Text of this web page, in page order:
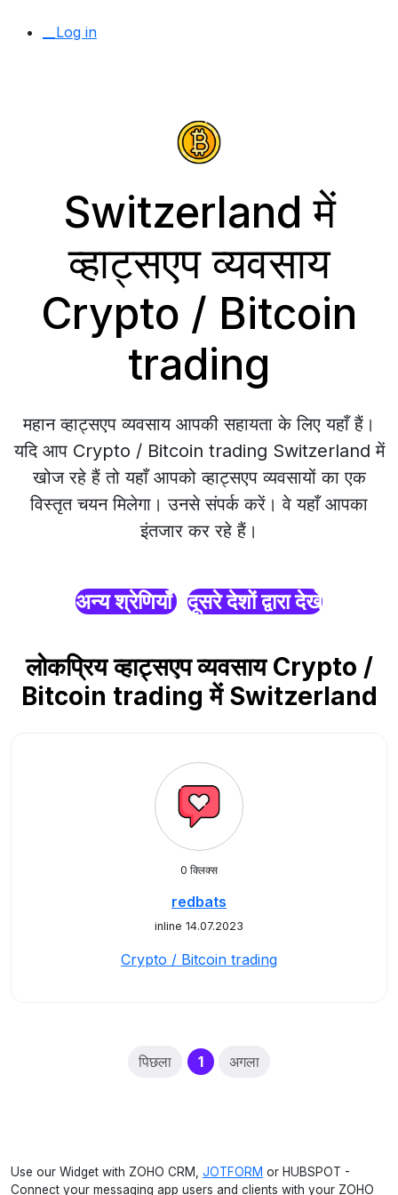
__Log in
Switzerland में
व्हाट्सएप व्यवसाय
Crypto / Bitcoin
trading
महान व्हाट्सएप व्यवसाय आपकी सहायता के लिए यहाँ हैं।
यदि आप Crypto / Bitcoin trading Switzerland में
खोज रहे हैं तो यहाँ आपको व्हाट्सएप व्यवसायों का एक
विस्तृत चयन मिलेगा। उनसे संपर्क करें। वे यहाँ आपका
इंतजार कर रहे हैं।
अन्य श्रेणियाँ दूसरे देशों द्वारा देखें
लोकप्रिय व्हाट्सएप व्यवसाय Crypto /
Bitcoin trading में Switzerland
0 क्लिक्स
redbats
inline 14.07.2023
Crypto / Bitcoin trading
पिछला 1(current)
अगला
Use our Widget with ZOHO CRM, JOTFORM or HUBSPOT -
Connect your messaging app users and clients with your ZOHO